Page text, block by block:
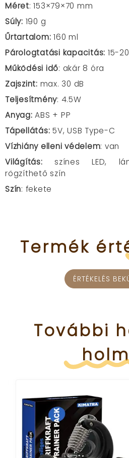
Méret: 153×79×70 mm
Súly: 190 g
Űrtartalom: 160 ml
Párologtatási kapacitás: 15-
Működési idő: akár 8 óra
Zajszint: max. 30 dB
Teljesítmény: 4.5W
Anyag: ABS + PP
Tápellátás: 5V, USB Type-C
Vízhiány elleni védelem: van
Világítás: színes LED,
rögzíthető szín
Szín: fekete
Termék
ÉRTÉKELÉS
További